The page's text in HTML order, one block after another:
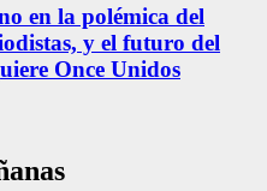
en la polémica del
y el futuro del
Once Unidos